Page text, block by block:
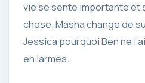
vie se sente importante et
chose. Masha change de
Jessica pourquoi Ben ne
en larmes.